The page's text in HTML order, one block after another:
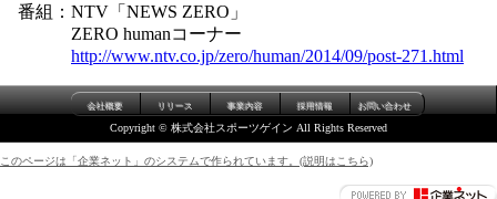
番組：NTV「NEWS ZERO」
ZERO humanコーナー
http://www.ntv.co.jp/zero/human/2014/09/post-271.html
会社概要 リリース 事業内容 採用情報 お問い合わせ
Copyright © 株式会社スポーツゲイン All Rights Reserved
このページは「企業ネット」のシステムで作られています。(説明はこちら)